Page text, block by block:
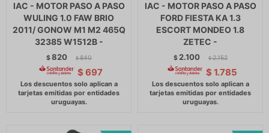
IAC - MOTOR PASO A PASO
WULING 1.0 FAW BRIO
2011/ GONOW M1 M2 465Q
32385 W1512B -
$820 $ 840
$ 697
IAC - MOTOR PASO A PASO
FORD FIESTA KA 1.3
ESCORT MONDEO 1.8
ZETEC -
$ 2.100 $ 2.152
$ 1.785